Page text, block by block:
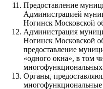
Предоставление
Администрацией
Ногинск Московской
Администрация
Ногинск Московской
предоставление
«одного окна», в том
многофункциональных
Органы,
многофункциональные